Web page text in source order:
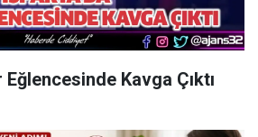
Kavga Çıktı